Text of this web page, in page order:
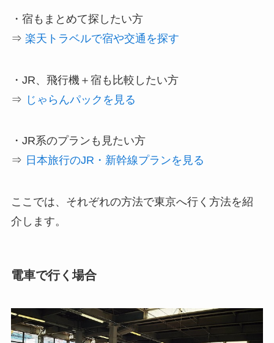
・宿もまとめて探したい方
⇒ 楽天トラベルで宿や交通を探す
・JR、飛行機＋宿も比較したい方
⇒ じゃらんパックを見る
・JR系のプランも見たい方
⇒ 日本旅行のJR・新幹線プランを見る
ここでは、それぞれの方法で東京へ行く方法を紹
介します。
電車で行く場合